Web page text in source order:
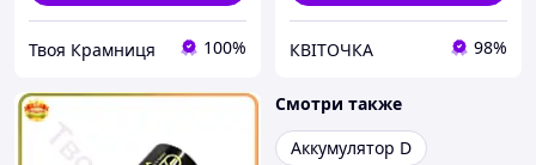
Твоя Крамниця 100% КВІТОЧКА 98%
Смотри также
Аккумулятор D